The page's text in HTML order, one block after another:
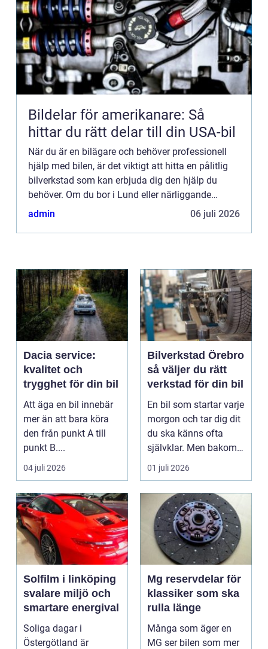
Bildelar för amerikanare: Så
hittar du rätt delar till din USA-bil
När du är en bilägare och behöver professionell
hjälp med bilen, är det viktigt att hitta en pålitlig
bilverkstad som kan erbjuda dig den hjälp du
behöver. Om du bor i Lund eller närliggande
områden är det viktigt att hitta en lokal bilverkstad
admin 06 juli 2026
Dacia service:
kvalitet och
trygghet för din bil
Att äga en bil innebär
mer än att bara köra
den från punkt A till
punkt B....
04 juli 2026
Bilverkstad Örebro
så väljer du rätt
verkstad för din bil
En bil som startar varje
morgon och tar dig dit
du ska känns ofta
självklar. Men bakom
varje problem...
01 juli 2026
Solfilm i linköping
svalare miljö och
smartare energival
Soliga dagar i
Östergötland är
Mg reservdelar för
klassiker som ska
rulla länge
Många som äger en
MG ser bilen som mer